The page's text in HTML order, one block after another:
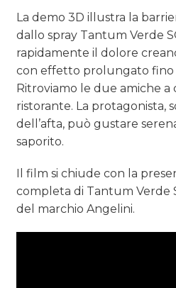
La demo 3D illustra la
dallo spray Tantum Verde
rapidamente il dolore
con effetto prolungato fino
Ritroviamo le due amiche a
ristorante. La protagonista,
dell’afta, può gustare
saporito.
Il film si chiude con la
completa di Tantum Verde
del marchio Angelini.